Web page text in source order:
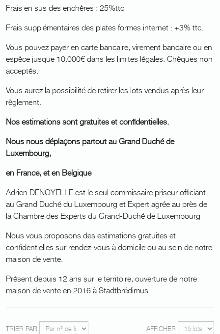
Frais en sus des enchères : 25%ttc
Frais supplémentaires des plates formes internet : +3% ttc.
Vous pouvez payer en carte bancaire, virement bancaire ou en
espèce jusque 10.000€ dans les limites légales. Chèques non
acceptés.
Vous aurez la possibilité de retirer les lots vendus après leur
règlement.
Nos estimations sont gratuites et confidentielles.
Nous nous déplaçons partout au Grand Duché de
Luxembourg,
en France, et en Belgique
Adrien DENOYELLE est le seul commissaire priseur officiant
au Grand Duché du Luxembourg et Expert agrée au près de
la Chambre des Experts du Grand-Duché de Luxembourg
Nous vous proposons des estimations gratuites et
confidentielles sur rendez-vous à domicile ou au sein de notre
maison de vente.
Présent depuis 12 ans sur le territoire, ouverture de notre
maison de vente en 2016 à Stadtbrédimus.
TRIER PAR AFFICHER